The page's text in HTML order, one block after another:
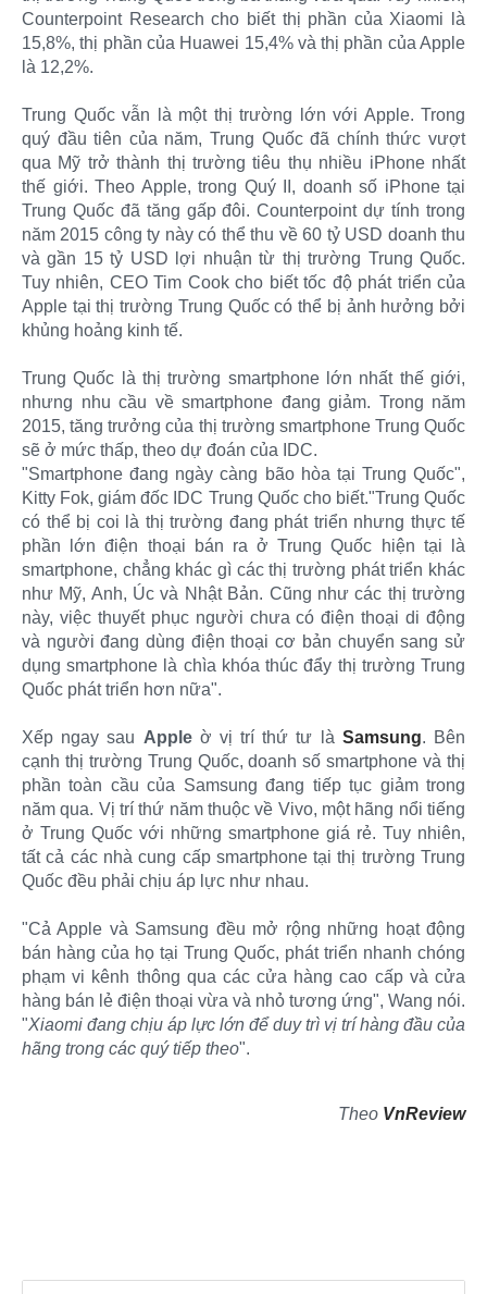
Counterpoint Research cho biết thị phần của Xiaomi là
15,8%, thị phần của Huawei 15,4% và thị phần của Apple
là 12,2%.
Trung Quốc vẫn là một thị trường lớn với Apple. Trong
quý đầu tiên của năm, Trung Quốc đã chính thức vượt
qua Mỹ trở thành thị trường tiêu thụ nhiều iPhone nhất
thế giới. Theo Apple, trong Quý II, doanh số iPhone tại
Trung Quốc đã tăng gấp đôi. Counterpoint dự tính trong
năm 2015 công ty này có thể thu về 60 tỷ USD doanh thu
và gần 15 tỷ USD lợi nhuận từ thị trường Trung Quốc.
Tuy nhiên, CEO Tim Cook cho biết tốc độ phát triển của
Apple tại thị trường Trung Quốc có thể bị ảnh hưởng bởi
khủng hoảng kinh tế.
Trung Quốc là thị trường smartphone lớn nhất thế giới,
nhưng nhu cầu về smartphone đang giảm. Trong năm
2015, tăng trưởng của thị trường smartphone Trung Quốc
sẽ ở mức thấp, theo dự đoán của IDC.
"Smartphone đang ngày càng bão hòa tại Trung Quốc",
Kitty Fok, giám đốc IDC Trung Quốc cho biết."Trung Quốc
có thể bị coi là thị trường đang phát triển nhưng thực tế
phần lớn điện thoại bán ra ở Trung Quốc hiện tại là
smartphone, chẳng khác gì các thị trường phát triển khác
như Mỹ, Anh, Úc và Nhật Bản. Cũng như các thị trường
này, việc thuyết phục người chưa có điện thoại di động
và người đang dùng điện thoại cơ bản chuyển sang sử
dụng smartphone là chìa khóa thúc đẩy thị trường Trung
Quốc phát triển hơn nữa".
Xếp ngay sau Apple ờ vị trí thứ tư là Samsung. Bên
cạnh thị trường Trung Quốc, doanh số smartphone và thị
phần toàn cầu của Samsung đang tiếp tục giảm trong
năm qua. Vị trí thứ năm thuộc về Vivo, một hãng nổi tiếng
ở Trung Quốc với những smartphone giá rẻ. Tuy nhiên,
tất cả các nhà cung cấp smartphone tại thị trường Trung
Quốc đều phải chịu áp lực như nhau.
"Cả Apple và Samsung đều mở rộng những hoạt động
bán hàng của họ tại Trung Quốc, phát triển nhanh chóng
phạm vi kênh thông qua các cửa hàng cao cấp và cửa
hàng bán lẻ điện thoại vừa và nhỏ tương ứng", Wang nói.
"Xiaomi đang chịu áp lực lớn để duy trì vị trí hàng đầu của
hãng trong các quý tiếp theo".
Theo VnReview